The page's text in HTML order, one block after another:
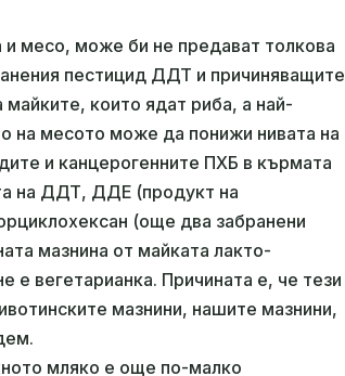
месо, може би не предават толкова
пестицид ДДТ и причиняващите
които ядат риба, а най-
на месото може да понижи нивата на
и канцерогенните ПХБ в кърмата
на ДДТ, ДДЕ (продукт на
(още два забранени
мазнина от майката лакто-
е вегетарианка. Причината е, че тези
мазнини, нашите мазнини,
мляко е още по-малко